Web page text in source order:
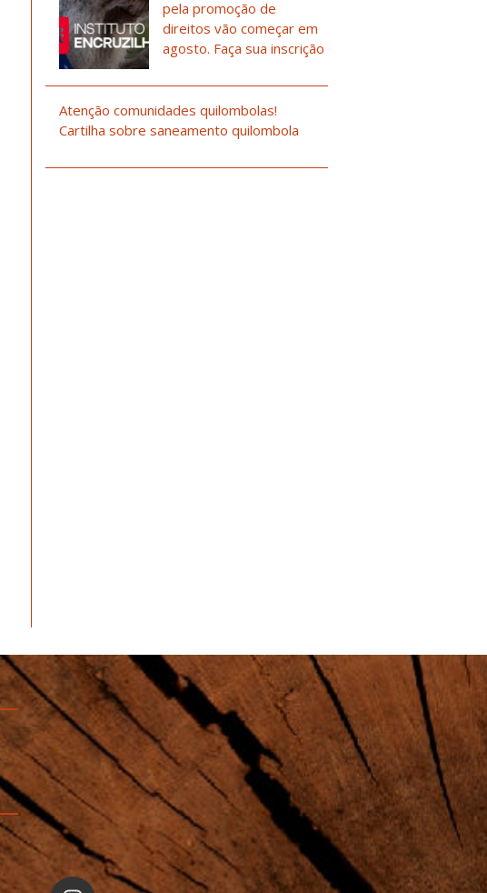
pela promoção de
direitos vão começar em
agosto. Faça sua inscrição
Atenção comunidades quilombolas!
Cartilha sobre saneamento quilombola